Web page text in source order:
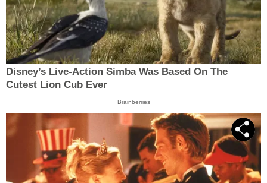
Disney’s Live-Action Simba Was Based On The
Cutest Lion Cub Ever
Brainberries